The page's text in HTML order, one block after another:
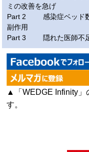
ミの改善を急げ
Part 2 感染症ベッド数
副作用
Part 3 隠れた医師不足
▲「WEDGE Infinity」
す。